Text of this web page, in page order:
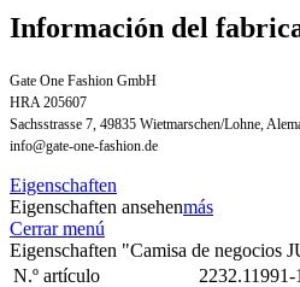
Información del
Gate One Fashion GmbH
HRA 205607
Sachsstrasse 7, 49835 Wietmarschen/Lohne,
info@gate-one-fashion.de
Eigenschaften
Eigenschaften ansehenmás
Cerrar menú
Eigenschaften "Camisa de negocios
N.º artículo